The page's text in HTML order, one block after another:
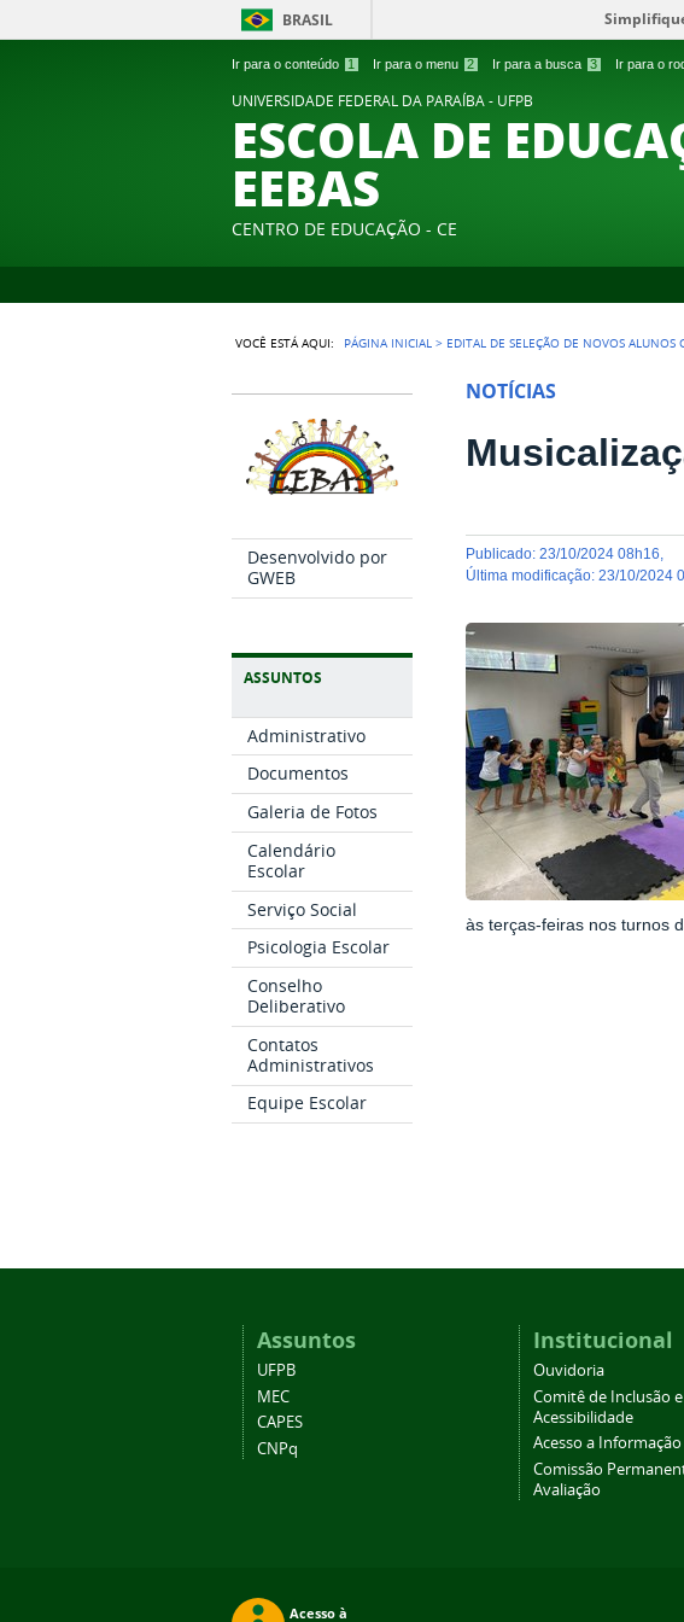
Ir para o conteúdo 1 Ir para o menu 2 Ir para a busca 3 Ir para o
BRASIL
UNIVERSIDADE FEDERAL DA PARAÍBA - UFPB
ESCOLA DE
EEBAS
CENTRO DE EDUCAÇÃO - CE
VOCÊ ESTÁ AQUI: PÁGINA INICIAL > EDITAL DE SELEÇÃO DE NOVOS
Desenvolvido por
GWEB
ASSUNTOS
Administrativo
Documentos
Galeria de Fotos
Calendário
Escolar
Serviço Social
Psicologia Escolar
Conselho
Deliberativo
Contatos
Administrativos
Equipe Escolar
NOTÍCIAS
publicado:23/10/2024 08h16
última modificação:23/10/2024
às terças-feiras nos turnos
Assuntos
UFPB
MEC
CAPES
CNPq
Institucional
Ouvidoria
Comitê de Inclusão e
Acessibilidade
Acesso a Informação
Comissão
Avaliação